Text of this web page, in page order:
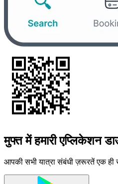
मुफ्त में हमारी एप्लिकेशन
आपकी सभी यात्रा संबंधी ज़रूरतें एक ही